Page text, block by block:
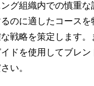
グ組織内での慎重な
のに適したコースを
戦略を策定します
ドを使用してブレン
い。